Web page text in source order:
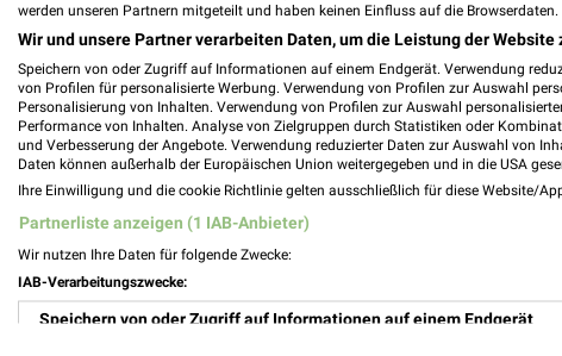
werden unseren Partnern mitgeteilt und haben keinen Einfluss auf die Browserdaten.
Wir und unsere Partner verarbeiten Daten, um die Leistung der
Speichern von oder Zugriff auf Informationen auf einem Endgerät. Verwendung
von Profilen für personalisierte Werbung. Verwendung von Profilen zur Auswahl
Personalisierung von Inhalten. Verwendung von Profilen zur Auswahl
Performance von Inhalten. Analyse von Zielgruppen durch Statistiken oder
und Verbesserung der Angebote. Verwendung reduzierter Daten zur Auswahl von
Daten können außerhalb der Europäischen Union weitergegeben und in die USA
Ihre Einwilligung und die cookie Richtlinie gelten ausschließlich für diese Website/
Partnerliste anzeigen (1 IAB-Anbieter)
Wir nutzen Ihre Daten für folgende Zwecke:
IAB-Verarbeitungszwecke:
Speichern von oder Zugriff auf Informationen auf einem Endgerät